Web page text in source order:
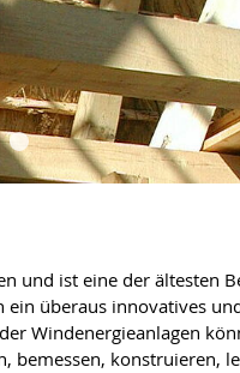
und ist eine der ältesten
überaus innovatives
Windenergieanlagen
bemessen, konstruieren,